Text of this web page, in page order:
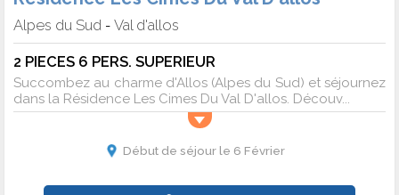
Alpes du Sud - Val d'allos
2 PIECES 6 PERS. SUPERIEUR
Succombez au charme d'Allos (Alpes du Sud) et séjournez
dans la Résidence Les Cimes Du Val D'allos. Découv...
Début de séjour le 6 Février